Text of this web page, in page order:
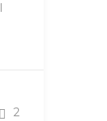
2